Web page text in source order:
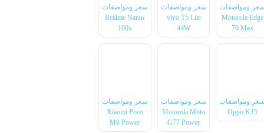
سعر ومواصفات
Motorola Edge
70 Max
سعر ومواصفات
vivo T5 Lite
44W
سعر ومواصفات
Realme Narzo
100x
سعر ومواصفات
Oppo K15
سعر ومواصفات
Motorola Moto
G77 Power
سعر ومواصفات
Xiaomi Poco
M8 Power